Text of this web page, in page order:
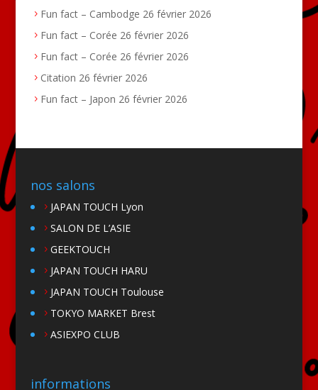
Fun fact – Cambodge 26 février 2026
Fun fact – Corée 26 février 2026
Fun fact – Corée 26 février 2026
Citation 26 février 2026
Fun fact – Japon 26 février 2026
nos salons
JAPAN TOUCH Lyon
SALON DE L’ASIE
GEEKTOUCH
JAPAN TOUCH HARU
JAPAN TOUCH Toulouse
TOKYO MARKET Brest
ASIEXPO CLUB
informations